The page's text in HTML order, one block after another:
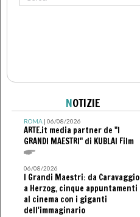
NOTIZIE
ROMA| 06/08/2026
ARTE.it media partner de "I
GRANDI MAESTRI" di KUBLAI Film
06/08/2026
I Grandi Maestri: da Caravaggio
a Herzog, cinque appuntamenti
al cinema con i giganti
dell'immaginario